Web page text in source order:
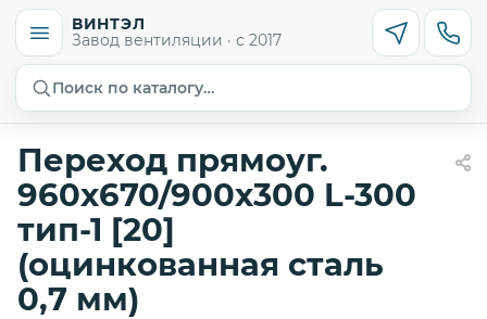
ВИНТЭЛ
Завод вентиляции · с 2017
Поиск по каталогу…
Переход прямоуг.
960х670/900х300 L-300
тип-1 [20]
(оцинкованная сталь
0,7 мм)